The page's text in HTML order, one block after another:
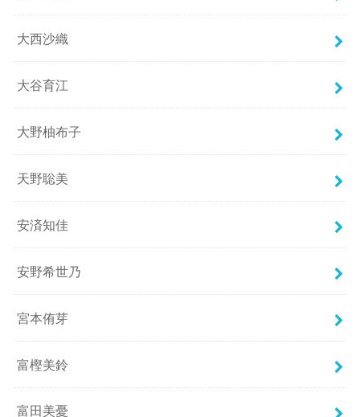
大西沙織
大谷育江
大野柚布子
天野聡美
安済知佳
安野希世乃
宮本侑芽
富樫美鈴
富田美憂